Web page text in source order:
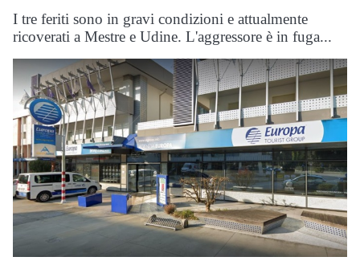
I tre feriti sono in gravi condizioni e attualmente
ricoverati a Mestre e Udine. L'aggressore è in fuga...